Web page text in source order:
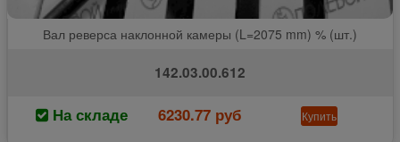
Вал реверса наклонной камеры (L=2075 mm) % (шт.)
142.03.00.612
На складе 6230.77 руб Купить